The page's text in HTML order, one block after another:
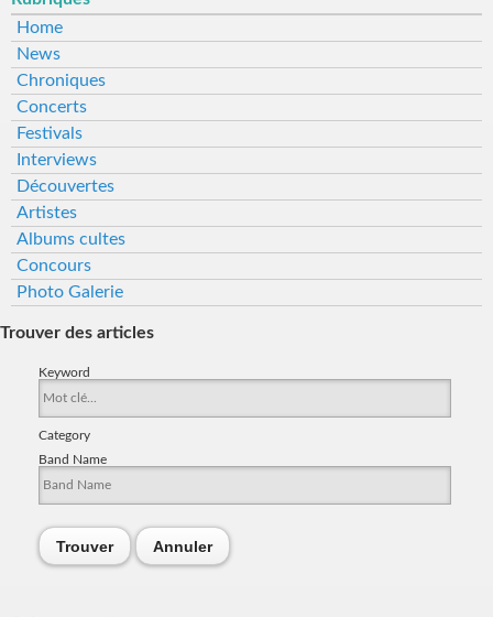
Home
News
Chroniques
Concerts
Festivals
Interviews
Découvertes
Artistes
Albums cultes
Concours
Photo Galerie
Trouver des articles
Keyword
Category
Band Name
Trouver Annuler